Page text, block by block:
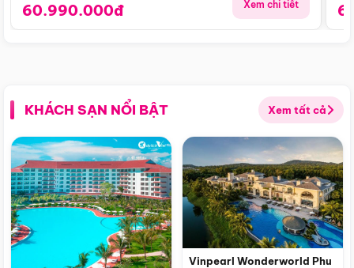
60.990.000đ Xem chi tiết
KHÁCH SẠN NỔI BẬT Xem tất cả
Vinpearl Wonderworld Phu